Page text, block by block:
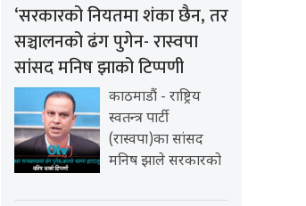
‘सरकारको नियतमा शंका छैन, तर
सञ्चालनको ढंग पुगेन- रास्वपा
सांसद मनिष झाको टिप्पणी
काठमाडौं - राष्ट्रिय
स्वतन्त्र पार्टी
(रास्वपा)का सांसद
मनिष झाले सरकारको